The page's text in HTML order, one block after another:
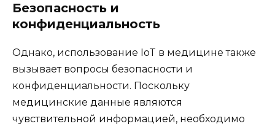
Безопасность и
конфиденциальность
Однако, использование IoT в медицине также
вызывает вопросы безопасности и
конфиденциальности. Поскольку
медицинские данные являются
чувствительной информацией, необходимо